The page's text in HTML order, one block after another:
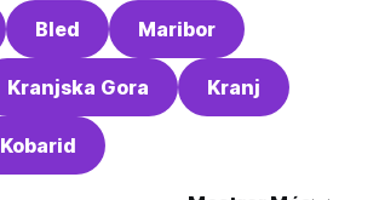
Bled Maribor
Kranjska Gora Kranj
Kobarid